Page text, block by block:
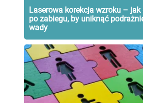
Laserowa korekcja wzroku – jak
po zabiegu, by uniknąć
wady